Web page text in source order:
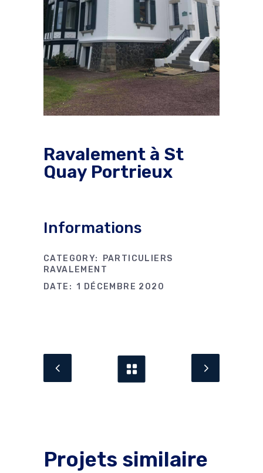
Ravalement à St
Quay Portrieux
Informations
CATEGORY:
PARTICULIERS
RAVALEMENT
DATE: 1 DÉCEMBRE 2020
Projets similaire